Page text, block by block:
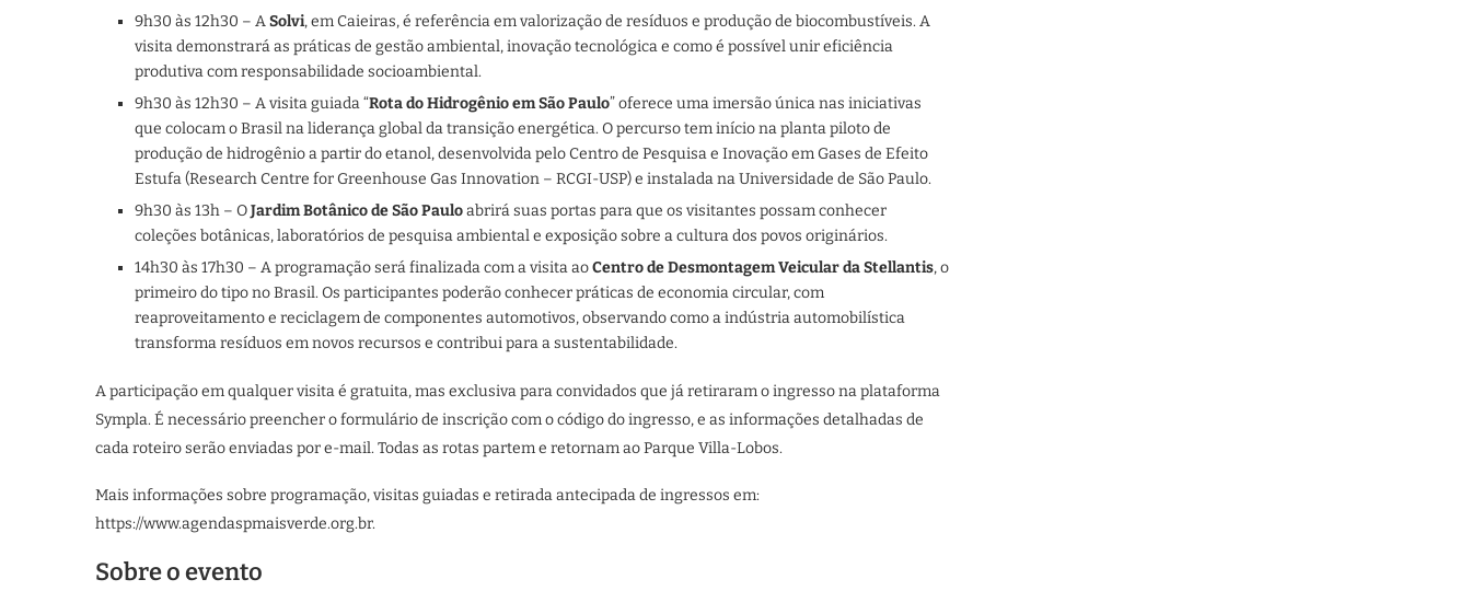
9h30 às 12h30 – ASolvi, em Caieiras, é referência em valorização de resíduos e produção de biocombustíveis. A
visita demonstrará as práticas de gestão ambiental, inovação tecnológica e como é possível unir eficiência
produtiva com responsabilidade socioambiental.
9h30 às 12h30 – A visita guiada “Rota do Hidrogênio em São Paulo” oferece uma imersão única nas iniciativas
que colocam o Brasil na liderança global da transição energética. O percurso tem início na planta piloto de
produção de hidrogênio a partir do etanol, desenvolvida pelo Centro de Pesquisa e Inovação em Gases de Efeito
Estufa (Research Centre for Greenhouse Gas Innovation – RCGI-USP) e instalada na Universidade de São Paulo.
9h30 às 13h – OJardim Botânico de São Pauloabrirá suas portas para que os visitantes possam conhecer
coleções botânicas, laboratórios de pesquisa ambiental e exposição sobre a cultura dos povos originários.
14h30 às 17h30 – A programação será finalizada com a visita aoCentro de Desmontagem Veicular da Stellantis, o
primeiro do tipo no Brasil. Os participantes poderão conhecer práticas de economia circular, com
reaproveitamento e reciclagem de componentes automotivos, observando como a indústria automobilística
transforma resíduos em novos recursos e contribui para a sustentabilidade.
A participação em qualquer visita é gratuita, mas exclusiva para convidados que já retiraram o ingresso na plataforma
Sympla. É necessário preencher o formulário de inscrição com o código do ingresso, e as informações detalhadas de
cada roteiro serão enviadas por e-mail. Todas as rotas partem e retornam ao Parque Villa-Lobos.
Mais informações sobre programação, visitas guiadas e retirada antecipada de ingressos em:
https://www.agendaspmaisverde.org.br.
Sobre o evento